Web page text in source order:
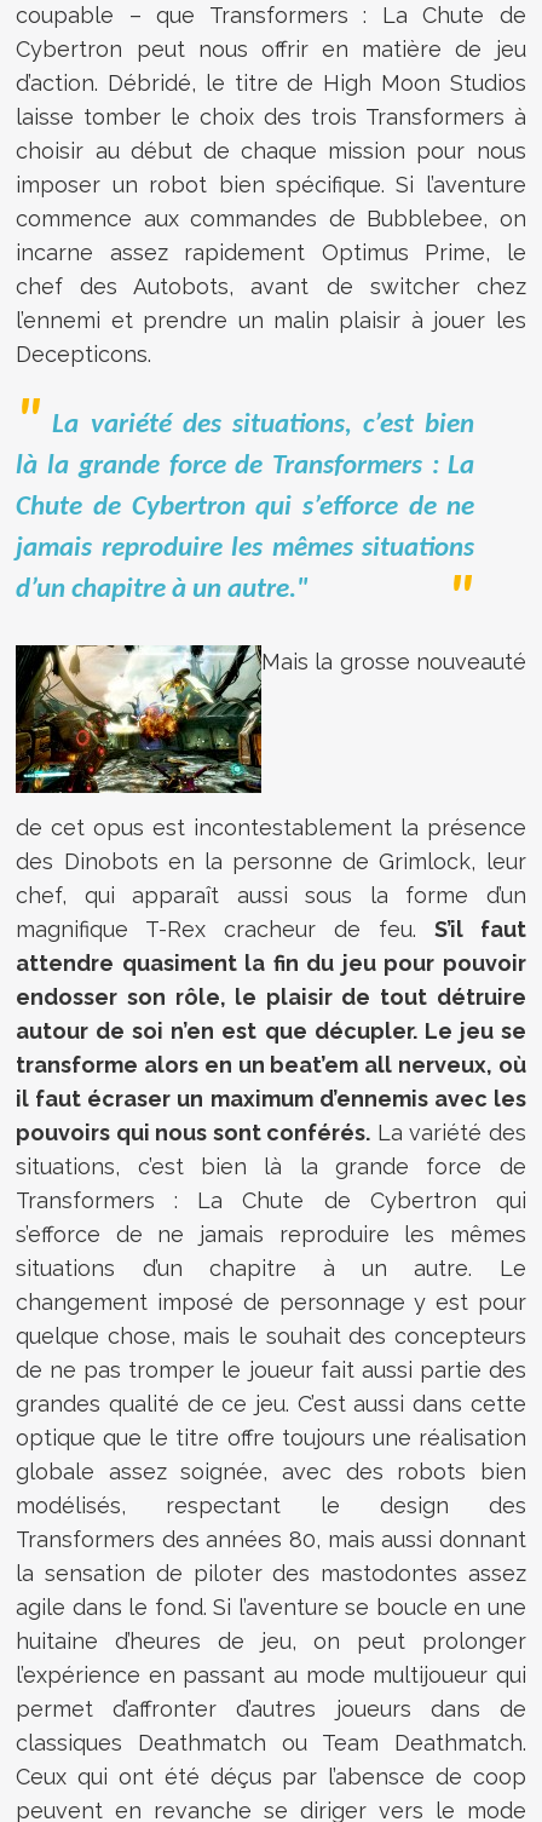
coupable – que Transformers : La Chute de
Cybertron peut nous offrir en matière de jeu
d’action. Débridé, le titre de High Moon Studios
laisse tomber le choix des trois Transformers à
choisir au début de chaque mission pour nous
imposer un robot bien spécifique. Si l’aventure
commence aux commandes de Bubblebee, on
incarne assez rapidement Optimus Prime, le
chef des Autobots, avant de switcher chez
l’ennemi et prendre un malin plaisir à jouer les
Decepticons.
La variété des situations, c’est bien
là la grande force de Transformers : La
Chute de Cybertron qui s’efforce de ne
jamais reproduire les mêmes situations
d’un chapitre à un autre."
Mais la grosse nouveauté
de cet opus est incontestablement la présence
des Dinobots en la personne de Grimlock, leur
chef, qui apparaît aussi sous la forme d’un
magnifique T-Rex cracheur de feu. S’il faut
attendre quasiment la fin du jeu pour pouvoir
endosser son rôle, le plaisir de tout détruire
autour de soi n’en est que décupler. Le jeu se
transforme alors en un beat’em all nerveux, où
il faut écraser un maximum d’ennemis avec les
pouvoirs qui nous sont conférés. La variété des
situations, c’est bien là la grande force de
Transformers : La Chute de Cybertron qui
s’efforce de ne jamais reproduire les mêmes
situations d’un chapitre à un autre. Le
changement imposé de personnage y est pour
quelque chose, mais le souhait des concepteurs
de ne pas tromper le joueur fait aussi partie des
grandes qualité de ce jeu. C’est aussi dans cette
optique que le titre offre toujours une réalisation
globale assez soignée, avec des robots bien
modélisés, respectant le design des
Transformers des années 80, mais aussi donnant
la sensation de piloter des mastodontes assez
agile dans le fond. Si l’aventure se boucle en une
huitaine d’heures de jeu, on peut prolonger
l’expérience en passant au mode multijoueur qui
permet d’affronter d’autres joueurs dans de
classiques Deathmatch ou Team Deathmatch.
Ceux qui ont été déçus par l’abensce de coop
peuvent en revanche se diriger vers le mode